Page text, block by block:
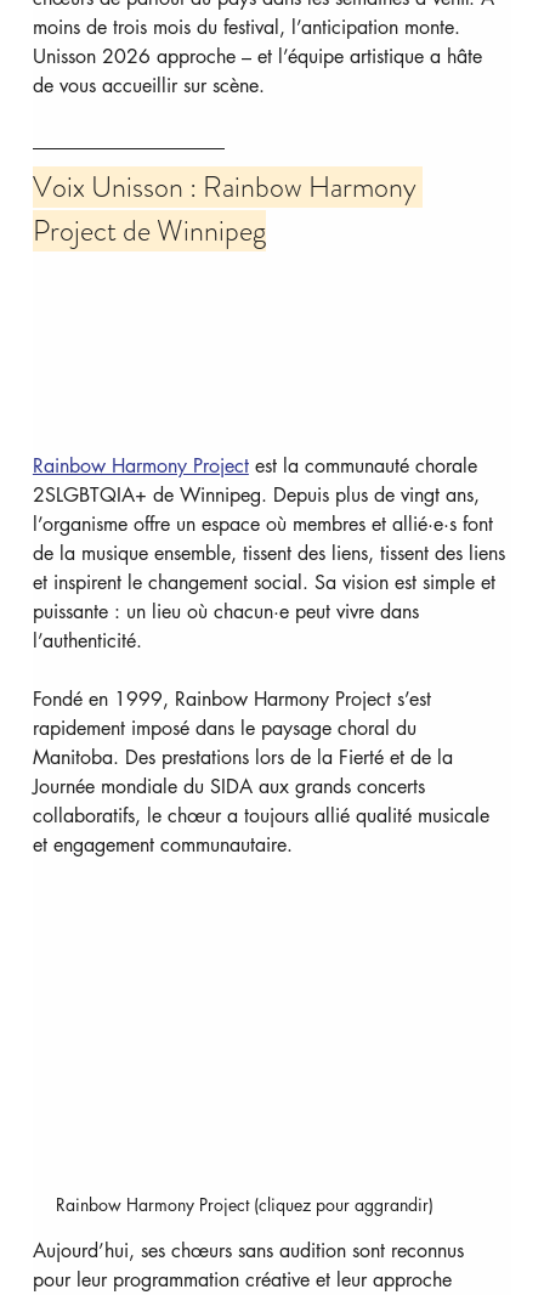
moins de trois mois du festival, l’anticipation monte.
Unisson 2026 approche – et l’équipe artistique a hâte
de vous accueillir sur scène.
Voix Unisson : Rainbow Harmony
Project de Winnipeg
Rainbow Harmony Project est la communauté chorale
2SLGBTQIA+ de Winnipeg. Depuis plus de vingt ans,
l’organisme offre un espace où membres et allié·e·s font
de la musique ensemble, tissent des liens, tissent des liens
et inspirent le changement social. Sa vision est simple et
puissante : un lieu où chacun·e peut vivre dans
l’authenticité.
Fondé en 1999, Rainbow Harmony Project s’est
rapidement imposé dans le paysage choral du
Manitoba. Des prestations lors de la Fierté et de la
Journée mondiale du SIDA aux grands concerts
collaboratifs, le chœur a toujours allié qualité musicale
et engagement communautaire.
Rainbow Harmony Project (cliquez pour aggrandir)
Aujourd’hui, ses chœurs sans audition sont reconnus
pour leur programmation créative et leur approche